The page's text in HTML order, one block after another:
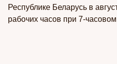
Республике Беларусь в
рабочих часов при 7-